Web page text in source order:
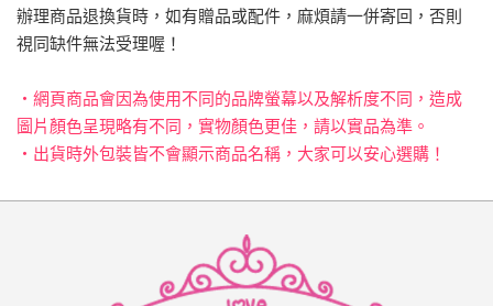
辦理商品退換貨時，如有贈品或配件，麻煩請一併寄回，否則
視同缺件無法受理喔！
‧網頁商品會因為使用不同的品牌螢幕以及解析度不同，造成
圖片顏色呈現略有不同，實物顏色更佳，請以實品為準。
‧出貨時外包裝皆不會顯示商品名稱，大家可以安心選購！